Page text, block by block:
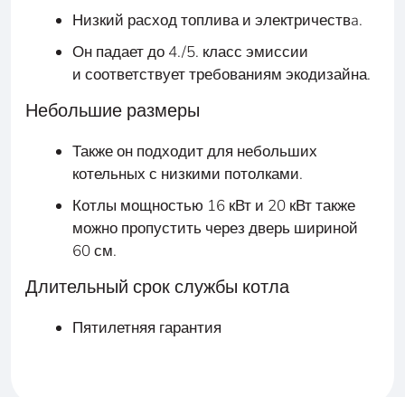
Низкий расход топлива и электричествa.
Он падает до 4./5. класс эмиссии
и соответствует требованиям экодизайна.
Небольшие размеры
Также он подходит для небольших
котельных с низкими потолками.
Котлы мощностью 16 кВт и 20 кВт также
можно пропустить через дверь шириной
60 см.
Длительный срок службы котла
Пятилетняя гарантия